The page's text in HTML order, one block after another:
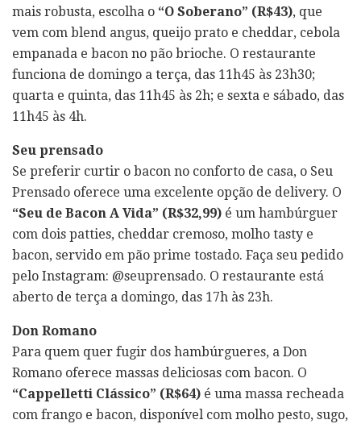
mais robusta, escolha o “O Soberano” (R$43), que
vem com blend angus, queijo prato e cheddar, cebola
empanada e bacon no pão brioche. O restaurante
funciona de domingo a terça, das 11h45 às 23h30;
quarta e quinta, das 11h45 às 2h; e sexta e sábado, das
11h45 às 4h.
Seu prensado
Se preferir curtir o bacon no conforto de casa, o Seu
Prensado oferece uma excelente opção de delivery. O
“Seu de Bacon A Vida” (R$32,99) é um hambúrguer
com dois patties, cheddar cremoso, molho tasty e
bacon, servido em pão prime tostado. Faça seu pedido
pelo Instagram: @seuprensado. O restaurante está
aberto de terça a domingo, das 17h às 23h.
Don Romano
Para quem quer fugir dos hambúrgueres, a Don
Romano oferece massas deliciosas com bacon. O
“Cappelletti Clássico” (R$64) é uma massa recheada
com frango e bacon, disponível com molho pesto, sugo,